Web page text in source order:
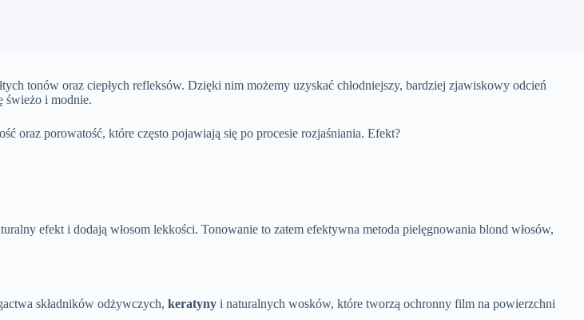
tonów oraz ciepłych refleksów. Dzięki nim możemy uzyskać chłodniejszy, bardziej zjawiskowy odcień
świeżo i modnie.
oraz porowatość, które często pojawiają się po procesie rozjaśniania. Efekt?
efekt i dodają włosom lekkości. Tonowanie to zatem efektywna metoda pielęgnowania blond włosów,
składników odżywczych, keratyny i naturalnych wosków, które tworzą ochronny film na powierzchni